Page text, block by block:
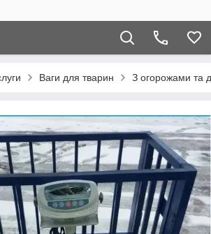
Ваги для тварин З огорожами та